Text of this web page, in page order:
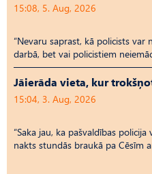
15:08, 5. Aug, 2026
“Nevaru saprast, kā policists var
darbā, bet vai policistiem
Jāierāda vieta, kur
15:04, 3. Aug, 2026
“Saka jau, ka pašvaldības
nakts stundās braukā pa Cēsīm